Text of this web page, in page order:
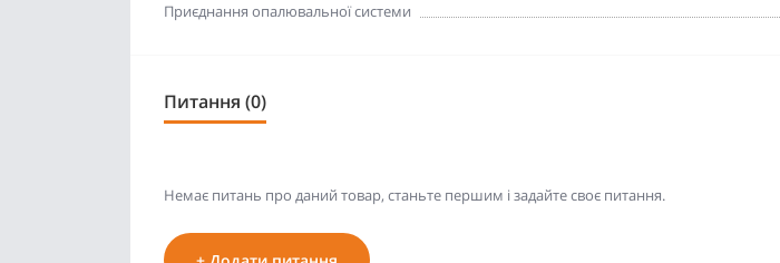
Приєднання опалювальної системи
Питання (0)
Немає питань про даний товар, станьте першим і задайте своє питання.